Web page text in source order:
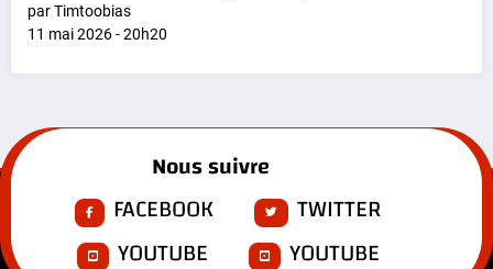
par Timtoobias
11 mai 2026 - 20h20
Nous suivre
FACEBOOK
TWITTER
YOUTUBE
YOUTUBE